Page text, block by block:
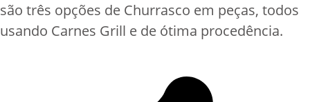
são três opções de Churrasco em peças, todos
usando Carnes Grill e de ótima procedência.